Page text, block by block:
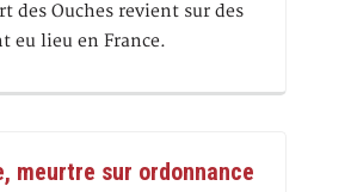
des Ouches revient sur des
eu lieu en France.
meurtre sur ordonnance